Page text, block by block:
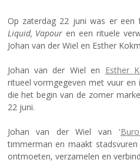
Op zaterdag 22 juni was er een
Liquid, Vapour en een rituele
Johan van der Wiel en Esther
Johan van der Wiel en Esther
ritueel vormgegeven met vuur
die het begin van de zomer
22 juni.
Johan van der Wiel van '
timmerman en maakt
ontmoeten, verzamelen en